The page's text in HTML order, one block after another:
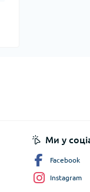
Ми у
Facebook
Instagram